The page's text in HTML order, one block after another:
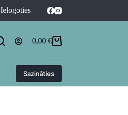
Ielogoties
Shopping
0,00 €
Sazināties